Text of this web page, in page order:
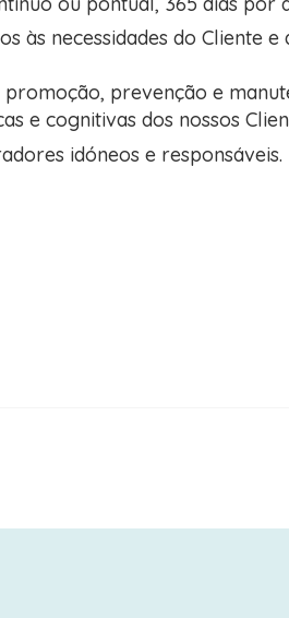
às necessidades do Cliente e
prevenção e
e cognitivas dos nossos
idóneos e responsáveis.